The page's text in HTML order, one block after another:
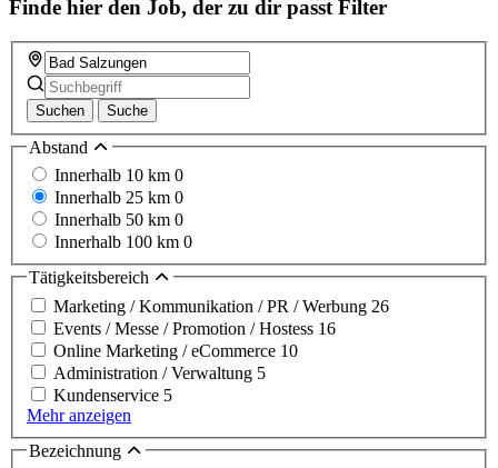
Finde hier den Job, der zu dir passt Filter
Suchen Suche
Abstand
Innerhalb 10 km 0
Innerhalb 25 km 0
Innerhalb 50 km 0
Innerhalb 100 km 0
Tätigkeitsbereich
Marketing / Kommunikation / PR / Werbung 26
Events / Messe / Promotion / Hostess 16
Online Marketing / eCommerce 10
Administration / Verwaltung 5
Kundenservice 5
Mehr anzeigen
Bezeichnung